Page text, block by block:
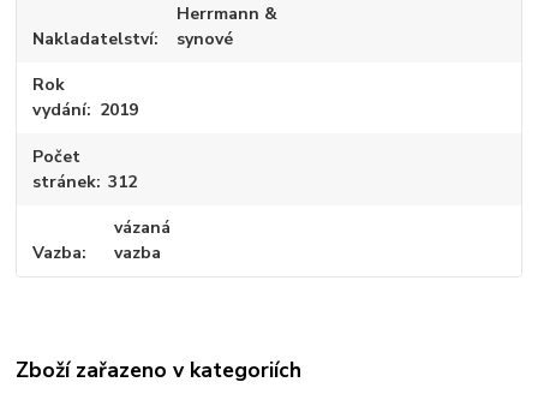
Nakladatelství
Herrmann &
synové
Rok
vydání
2019
Počet
stránek 312
Vazba
vázaná
vazba
Zboží zařazeno v kategoriích